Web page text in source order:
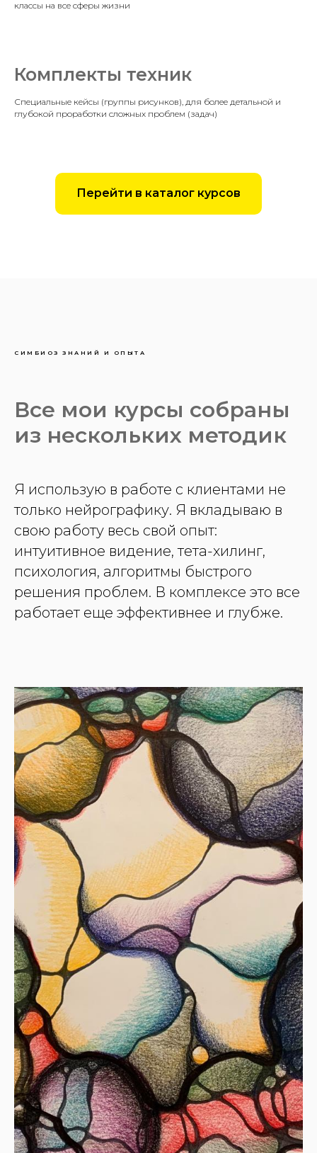
классы на все сферы жизни
Комплекты техник
Специальные кейсы (группы рисунков), для более детальной и
глубокой проработки сложных проблем (задач)
Перейти в каталог курсов
СИМБИОЗ ЗНАНИЙ И ОПЫТА
Все мои курсы собраны
из нескольких методик
Я использую в работе с клиентами не
только нейрографику. Я вкладываю в
свою работу весь свой опыт:
интуитивное видение, тета-хилинг,
психология, алгоритмы быстрого
решения проблем. В комплексе это все
работает еще эффективнее и глубже.